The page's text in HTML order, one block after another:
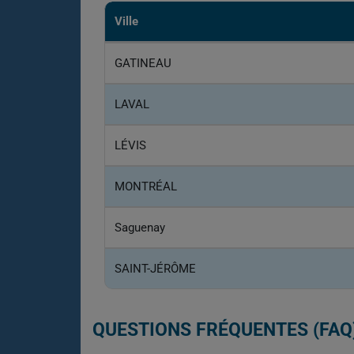
Ville
GATINEAU
LAVAL
LÉVIS
MONTRÉAL
Saguenay
SAINT-JÉRÔME
QUESTIONS FRÉQUENTES